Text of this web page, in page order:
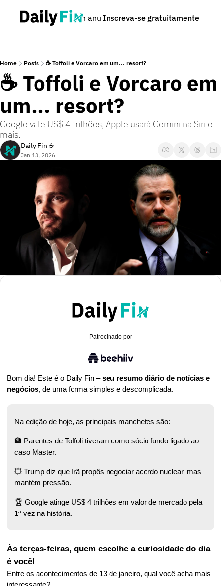
Podcast Seja um anunciante Dúvidas
Inscreva-se gratuitamente
Home Posts ☕ Toffoli e Vorcaro em um... resort?
☕ Toffoli e Vorcaro em
um... resort?
Google vale US$ 4 trilhões, Apple usará Gemini na Siri e
mais.
Daily Fin ☕
Jan 13, 2026
Patrocinado por
Bom dia! Este é o Daily Fin – seu resumo diário de notícias e
negócios, de uma forma simples e descomplicada.
Na edição de hoje, as principais manchetes são:
🏦 Parentes de Toffoli tiveram como sócio fundo ligado ao
caso Master.
💥 Trump diz que Irã propôs negociar acordo nuclear, mas
mantém pressão.
🏆 Google atinge US$ 4 trilhões em valor de mercado pela
1ª vez na história.
Às terças-feiras, quem escolhe a curiosidade do dia
é você!
Entre os acontecimentos de 13 de janeiro, qual você acha mais
interessante?